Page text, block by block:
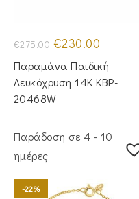
€275.00 Original
price
was:
€275.00.
€230.00
τιμή
είναι:
€230.00.
Παραμάνα Παιδική
Λευκόχρυση 14Κ KBP-
20468W
Παράδοση σε 4 - 10
ημέρες
-22%